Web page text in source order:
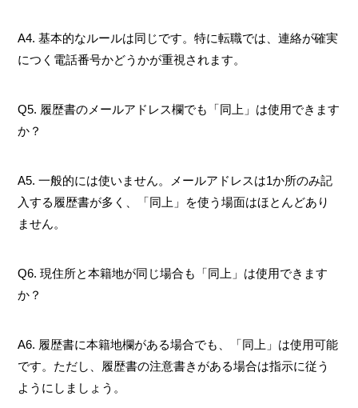
A4. 基本的なルールは同じです。特に転職では、連絡が確実
につく電話番号かどうかが重視されます。
Q5. 履歴書のメールアドレス欄でも「同上」は使用できます
か？
A5. 一般的には使いません。メールアドレスは1か所のみ記
入する履歴書が多く、「同上」を使う場面はほとんどあり
ません。
Q6. 現住所と本籍地が同じ場合も「同上」は使用できます
か？
A6. 履歴書に本籍地欄がある場合でも、「同上」は使用可能
です。ただし、履歴書の注意書きがある場合は指示に従う
ようにしましょう。